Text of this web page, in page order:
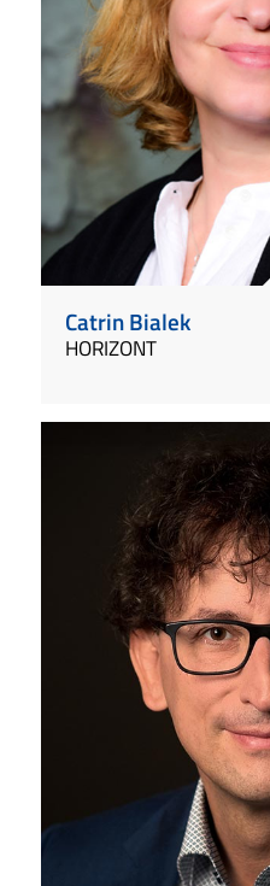
Catrin Bialek
HORIZONT